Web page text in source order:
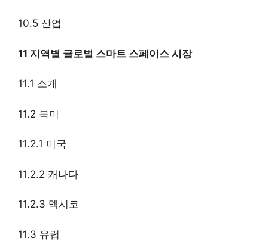
10.5 산업
11 지역별 글로벌 스마트 스페이스 시장
11.1 소개
11.2 북미
11.2.1 미국
11.2.2 캐나다
11.2.3 멕시코
11.3 유럽